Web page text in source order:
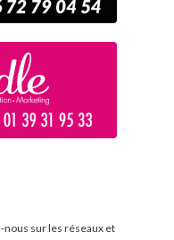
sur les réseaux et